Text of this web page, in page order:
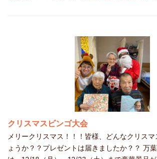
クリスマスビンゴ大会
メリークリスマス！！！皆様、どんなクリス
ょうか？？プレゼントは届きましたか？？ 万